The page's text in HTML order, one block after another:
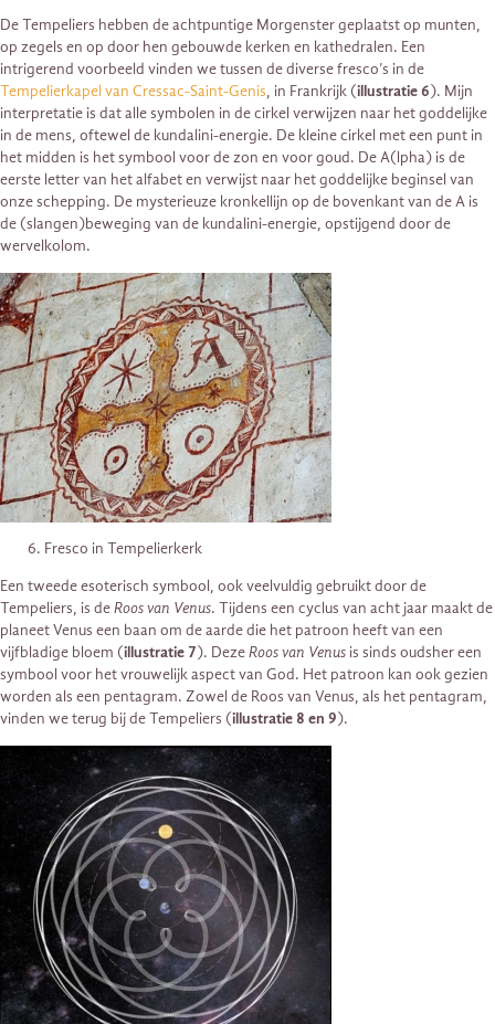
De Tempeliers hebben de achtpuntige Morgenster geplaatst op munten,
op zegels en op door hen gebouwde kerken en kathedralen. Een
intrigerend voorbeeld vinden we tussen de diverse fresco’s in de
Tempelierkapel van Cressac-Saint-Genis, in Frankrijk (illustratie 6). Mijn
interpretatie is dat alle symbolen in de cirkel verwijzen naar het goddelijke
in de mens, oftewel de kundalini-energie. De kleine cirkel met een punt in
het midden is het symbool voor de zon en voor goud. De A(lpha) is de
eerste letter van het alfabet en verwijst naar het goddelijke beginsel van
onze schepping. De mysterieuze kronkellijn op de bovenkant van de A is
de (slangen)beweging van de kundalini-energie, opstijgend door de
wervelkolom.
Fresco in Tempelierkerk
Een tweede esoterisch symbool, ook veelvuldig gebruikt door de
Tempeliers, is deRoos van Venus. Tijdens een cyclus van acht jaar maakt de
planeet Venus een baan om de aarde die het patroon heeft van een
vijfbladige bloem (illustratie 7). DezeRoos van Venus is sinds oudsher een
symbool voor het vrouwelijk aspect van God. Het patroon kan ook gezien
worden als een pentagram. Zowel de Roos van Venus, als het pentagram,
vinden we terug bij de Tempeliers (illustratie 8 en 9).